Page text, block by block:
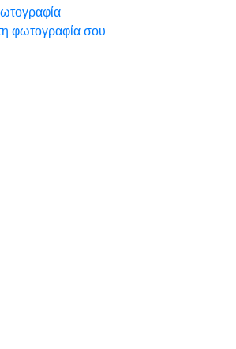
φωτογραφία σου